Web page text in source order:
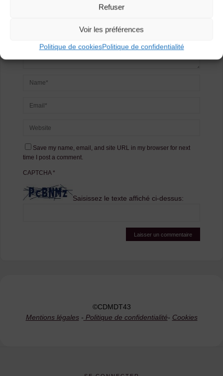
Refuser
Voir les préférences
Politique de cookiesPolitique de confidentialité
Save my name, email, and site URL in my browser for next
time I post a comment.
CAPTCHA*
Saisissez le texte affiché ci-dessus:
©CDMDT43
Mentions légales- Politique de confidentialité- Cookies